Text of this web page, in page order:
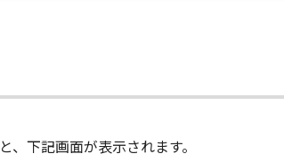
、下記画面が表示されます。